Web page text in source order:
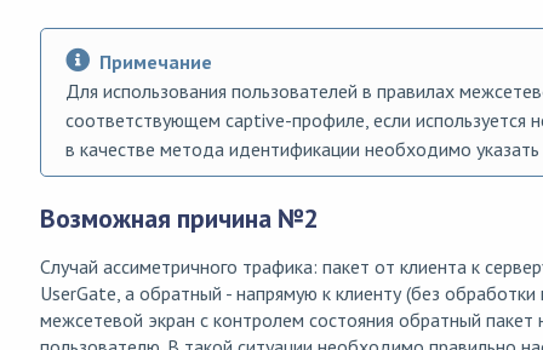
Примечание
Для использования пользователей в правилах
соответствующем captive-профиле, если используется
в качестве метода идентификации необходимо указать
Возможная причина №2
Случай ассиметричного трафика: пакет от клиента к
UserGate, а обратный - напрямую к клиенту (без
межсетевой экран с контролем состояния обратный пакет